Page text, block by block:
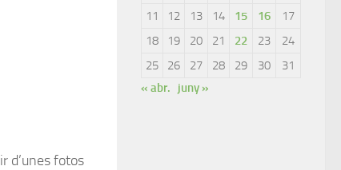
d’unes fotos
11
12 13 14 15 16
17
18
19 20 21 22 23
24
25
26 27 28 29 30
31
« abr.
juny »